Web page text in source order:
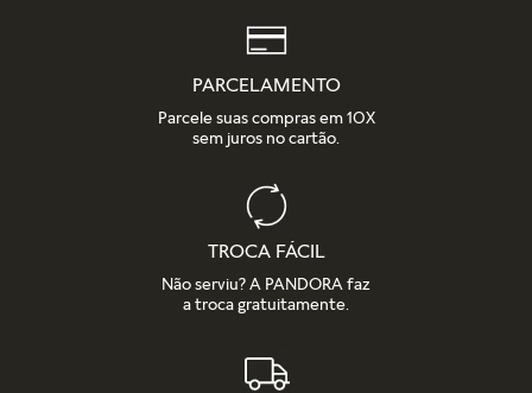
detalhes na nossa seção de FAQ.
PARCELAMENTO
Parcele suas compras em 10X
sem juros no cartão.
TROCA FÁCIL
Não serviu? A PANDORA faz
a troca gratuitamente.